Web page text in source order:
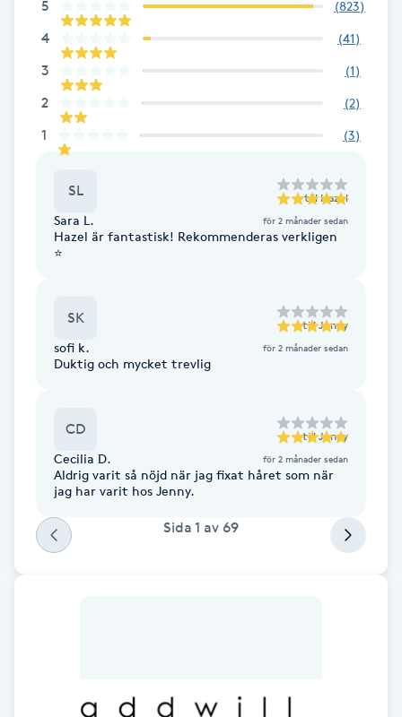
Fransk manikyr
Fransrengöring
Frekvensterapi
Friskvårdsmassage
Funktionsanalys
Färgning
Gel naglar
Gelenaglar
5 (823)
4 (41)
3 (1)
2 (2)
1 (3)
SL till Hazel
Sara L. för 2 månader sedan
Hazel är fantastisk! Rekommenderas verkligen
⭐️
SK till Jenny
sofi k. för 2 månader sedan
Duktig och mycket trevlig
CD till Jenny
Cecilia D. för 2 månader sedan
Aldrig varit så nöjd när jag fixat håret som när
jag har varit hos Jenny.
Sida 1 av 69